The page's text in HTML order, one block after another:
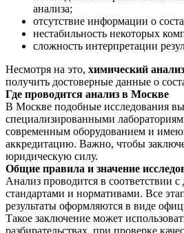
анализа;
отсутствие информации о
нестабильность некоторых
сложность интерпретации
Несмотря на это, химический
получить достоверные данные о
Где проводится анализ в Москве
В Москве подобные исследования
специализированными
современным оборудованием и
аккредитацию. Важно, чтобы
юридическую силу.
Общие правила и значение
Анализ проводится в соответствии
стандартами и нормативами. Все
результаты оформляются в виде
Такое заключение может
разбирательствах, при проверке